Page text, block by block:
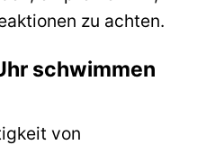
zu achten.
schwimmen
von